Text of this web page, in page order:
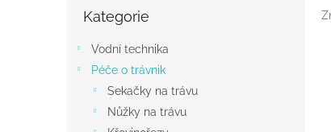
kategorie
Kategorie
Vodní technika
Péče o trávnik
Sekačky na trávu
Nůžky na trávu